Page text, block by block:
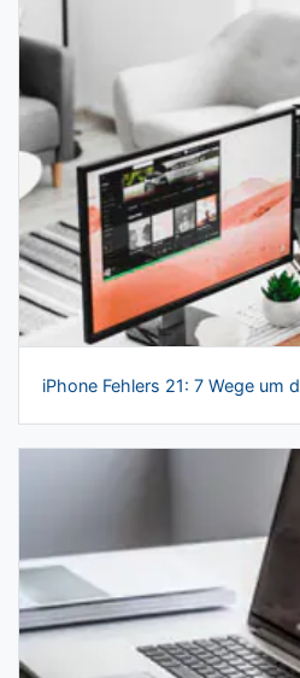
iPhone Fehlers 21: 7 Wege um